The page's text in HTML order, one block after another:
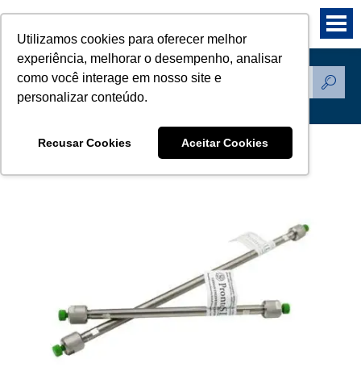
Utilizamos cookies para oferecer melhor
experiência, melhorar o desempenho, analisar
como você interage em nosso site e
personalizar conteúdo.
Recusar Cookies Aceitar Cookies
Produtos